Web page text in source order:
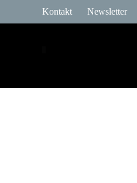
Kontakt Newsletter